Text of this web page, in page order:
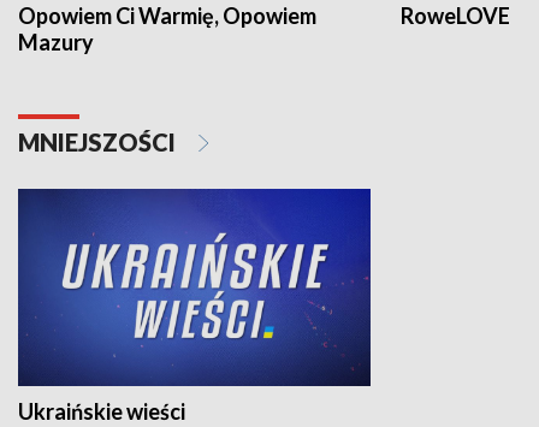
Opowiem Ci Warmię, Opowiem
Mazury
RoweLOVE
MNIEJSZOŚCI
Ukraińskie wieści